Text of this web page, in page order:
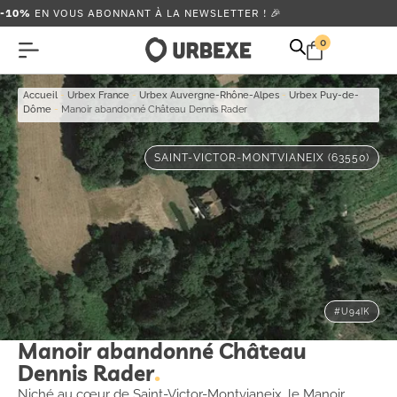
-10% EN VOUS ABONNANT À LA NEWSLETTER ! 🎉
0
Accueil - Urbex France - Urbex Auvergne-Rhône-Alpes - Urbex Puy-de-
Dôme - Manoir abandonné Château Dennis Rader
SAINT-VICTOR-MONTVIANEIX (63550)
#U94IK
Manoir abandonné Château
Dennis Rader